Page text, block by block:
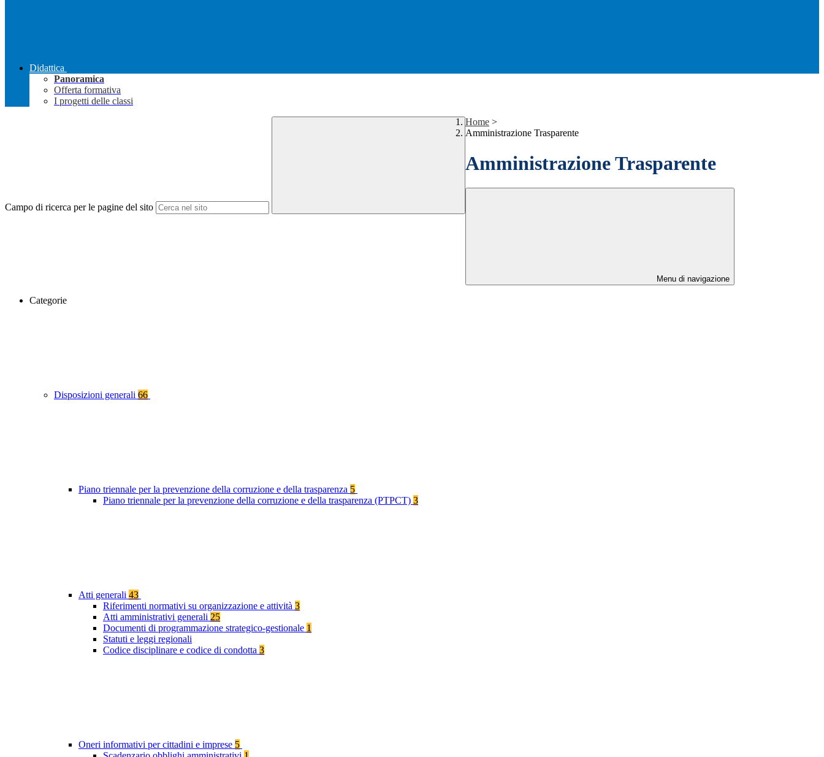
Didattica
Panoramica
Offerta formativa
I progetti delle classi
Campo di ricerca per le pagine del sito
Home >
Amministrazione Trasparente
Amministrazione Trasparente
Menu di navigazione
Categorie
Disposizioni generali 66
Piano triennale per la prevenzione della corruzione e della trasparenza 5
Piano triennale per la prevenzione della corruzione e della trasparenza (PTPCT) 3
Atti generali 43
Riferimenti normativi su organizzazione e attività 3
Atti amministrativi generali 25
Documenti di programmazione strategico-gestionale 1
Statuti e leggi regionali
Codice disciplinare e codice di condotta 3
Oneri informativi per cittadini e imprese 5